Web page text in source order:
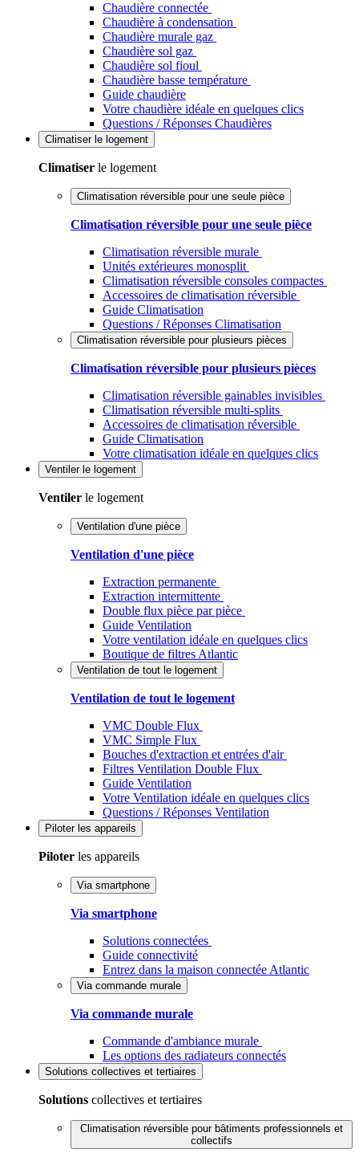
Chaudière connectée
Chaudière à condensation
Chaudière murale gaz
Chaudière sol gaz
Chaudière sol fioul
Chaudière basse température
Guide chaudière
Votre chaudière idéale en quelques clics
Questions / Réponses Chaudières
Climatiser le logement
Climatiser le logement
Climatisation réversible pour une seule pièce
Climatisation réversible pour une seule pièce
Climatisation réversible murale
Unités extérieures monosplit
Climatisation réversible consoles compactes
Accessoires de climatisation réversible
Guide Climatisation
Questions / Réponses Climatisation
Climatisation réversible pour plusieurs pièces
Climatisation réversible pour plusieurs pièces
Climatisation réversible gainables invisibles
Climatisation réversible multi-splits
Accessoires de climatisation réversible
Guide Climatisation
Votre climatisation idéale en quelques clics
Ventiler le logement
Ventiler le logement
Ventilation d'une pièce
Ventilation d'une pièce
Extraction permanente
Extraction intermittente
Double flux pièce par pièce
Guide Ventilation
Votre ventilation idéale en quelques clics
Boutique de filtres Atlantic
Ventilation de tout le logement
Ventilation de tout le logement
VMC Double Flux
VMC Simple Flux
Bouches d'extraction et entrées d'air
Filtres Ventilation Double Flux
Guide Ventilation
Votre Ventilation idéale en quelques clics
Questions / Réponses Ventilation
Piloter les appareils
Piloter les appareils
Via smartphone
Via smartphone
Solutions connectées
Guide connectivité
Entrez dans la maison connectée Atlantic
Via commande murale
Via commande murale
Commande d'ambiance murale
Les options des radiateurs connectés
Solutions collectives et tertiaires
Solutions collectives et tertiaires
Climatisation réversible pour bâtiments professionnels et
collectifs